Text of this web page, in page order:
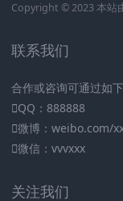
Copyright © 2023 本站
联系我们
合作或咨询可通过如
QQ：888888
微博：weibo.com/
微信：vvvxxx
关注我们